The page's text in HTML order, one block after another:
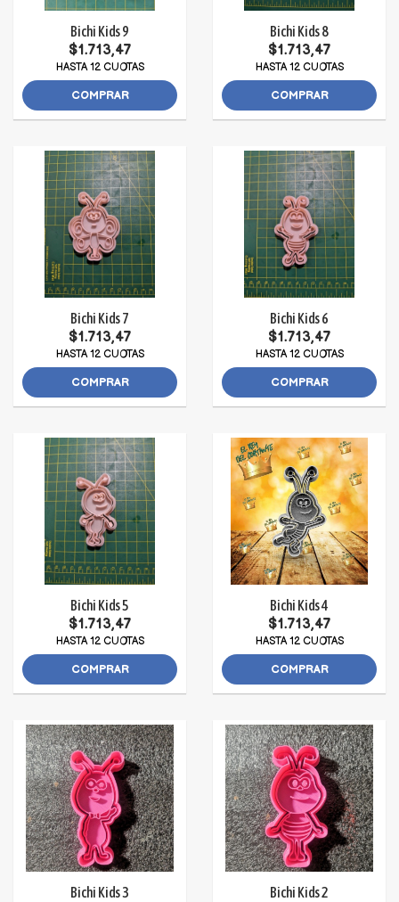
Bichi Kids 9
$1.713,47
HASTA 12 CUOTAS
COMPRAR
Bichi Kids 8
$1.713,47
HASTA 12 CUOTAS
COMPRAR
Bichi Kids 7
$1.713,47
HASTA 12 CUOTAS
COMPRAR
Bichi Kids 6
$1.713,47
HASTA 12 CUOTAS
COMPRAR
Bichi Kids 5
$1.713,47
HASTA 12 CUOTAS
COMPRAR
Bichi Kids 4
$1.713,47
HASTA 12 CUOTAS
COMPRAR
Bichi Kids 3 Bichi Kids 2